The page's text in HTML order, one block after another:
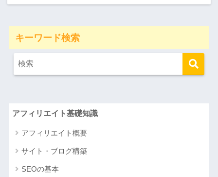
キーワード検索
アフィリエイト基礎知識
アフィリエイト概要
サイト・ブログ構築
SEOの基本